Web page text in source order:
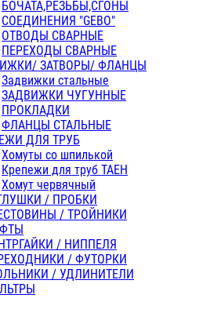
БОЧАТА,РЕЗЬБЫ,СГОНЫ
СОЕДИНЕНИЯ "GEBO"
ОТВОДЫ СВАРНЫЕ
ПЕРЕХОДЫ СВАРНЫЕ
ЗАТВОРЫ/ ФЛАНЦЫ
Задвижки стальные
ЗАДВИЖКИ ЧУГУННЫЕ
ПРОКЛАДКИ
ФЛАНЦЫ СТАЛЬНЫЕ
ДЛЯ ТРУБ
Хомуты со шпилькой
Крепежи для труб ТАЕН
Хомут червячный
/ ПРОБКИ
/ ТРОЙНИКИ
/ НИППЕЛЯ
/ ФУТОРКИ
/ УДЛИНИТЕЛИ